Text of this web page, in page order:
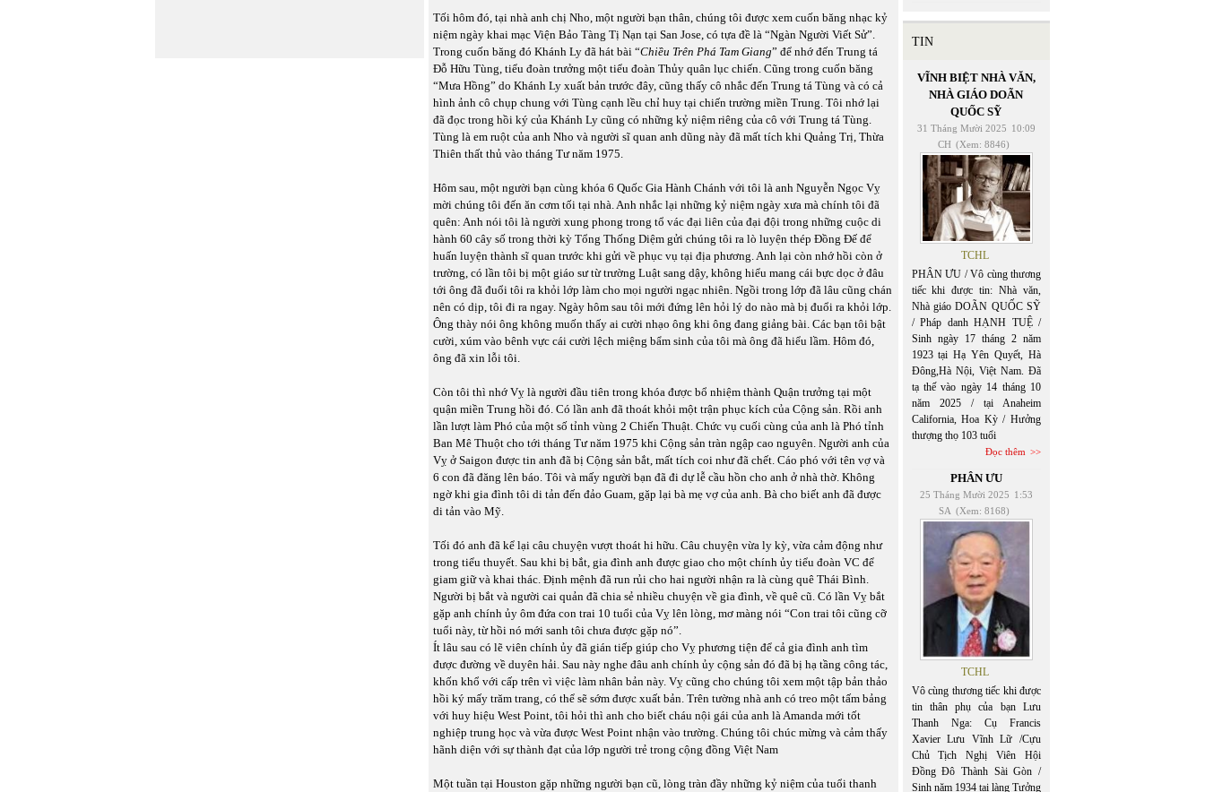
Tối hôm đó, tại nhà anh chị Nho, một người bạn thân, chúng tôi được xem cuốn băng nhạc kỷ
niệm ngày khai mạc Viện Bảo Tàng Tị Nạn tại San Jose, có tựa đề là “Ngàn Người Viết Sử”.
Trong cuốn băng đó Khánh Ly đã hát bài “Chiều Trên Phá Tam Giang” để nhớ đến Trung tá
Đỗ Hữu Tùng, tiểu đoàn trưởng một tiểu đoàn Thủy quân lục chiến. Cũng trong cuốn băng
“Mưa Hồng” do Khánh Ly xuất bản trước đây, cũng thấy cô nhắc đến Trung tá Tùng và có cả
hình ảnh cô chụp chung với Tùng cạnh lều chỉ huy tại chiến trường miền Trung. Tôi nhớ lại
đã đọc trong hồi ký của Khánh Ly cũng có những kỷ niệm riêng của cô với Trung tá Tùng.
Tùng là em ruột của anh Nho và người sĩ quan anh dũng này đã mất tích khi Quảng Trị, Thừa
Thiên thất thủ vào tháng Tư năm 1975.
Hôm sau, một người bạn cùng khóa 6 Quốc Gia Hành Chánh với tôi là anh Nguyễn Ngọc Vỵ
mời chúng tôi đến ăn cơm tối tại nhà. Anh nhắc lại những kỷ niệm ngày xưa mà chính tôi đã
quên: Anh nói tôi là người xung phong trong tổ vác đại liên của đại đội trong những cuộc di
hành 60 cây số trong thời kỳ Tổng Thống Diệm gửi chúng tôi ra lò luyện thép Đồng Đế để
huấn luyện thành sĩ quan trước khi gửi về phục vụ tại địa phương. Anh lại còn nhớ hồi còn ở
trường, có lần tôi bị một giáo sư từ trường Luật sang dậy, không hiểu mang cái bực dọc ở đâu
tới ông đã đuổi tôi ra khỏi lớp làm cho mọi người ngạc nhiên. Ngồi trong lớp đã lâu cũng chán
nên có dịp, tôi đi ra ngay. Ngày hôm sau tôi mới đứng lên hỏi lý do nào mà bị đuổi ra khỏi lớp.
Ông thày nói ông không muốn thấy ai cười nhạo ông khi ông đang giảng bài. Các bạn tôi bật
cười, xúm vào bênh vực cái cười lệch miệng bẩm sinh của tôi mà ông đã hiểu lầm. Hôm đó,
ông đã xin lỗi tôi.
Còn tôi thì nhớ Vỵ là người đầu tiên trong khóa được bổ nhiệm thành Quận trưởng tại một
quận miền Trung hồi đó. Có lần anh đã thoát khỏi một trận phục kích của Cộng sản. Rồi anh
lần lượt làm Phó của một số tỉnh vùng 2 Chiến Thuật. Chức vụ cuối cùng của anh là Phó tỉnh
Ban Mê Thuột cho tới tháng Tư năm 1975 khi Cộng sản tràn ngập cao nguyên. Người anh của
Vỵ ở Saigon được tin anh đã bị Cộng sản bắt, mất tích coi như đã chết. Cáo phó với tên vợ và
6 con đã đăng lên báo. Tôi và mấy người bạn đã đi dự lễ cầu hồn cho anh ở nhà thờ. Không
ngờ khi gia đình tôi di tản đến đảo Guam, gặp lại bà mẹ vợ của anh. Bà cho biết anh đã được
di tản vào Mỹ.
Tối đó anh đã kể lại câu chuyện vượt thoát hi hữu. Câu chuyện vừa ly kỳ, vừa cảm động như
trong tiểu thuyết. Sau khi bị bắt, gia đình anh được giao cho một chính ủy tiểu đoàn VC để
giam giữ và khai thác. Định mệnh đã run rủi cho hai người nhận ra là cùng quê Thái Bình.
Người bị bắt và người cai quản đã chia sẻ nhiều chuyện về gia đình, về quê cũ. Có lần Vỵ bắt
gặp anh chính ủy ôm đứa con trai 10 tuổi của Vỵ lên lòng, mơ màng nói “Con trai tôi cũng cỡ
tuổi này, từ hồi nó mới sanh tôi chưa được gặp nó”.
Ít lâu sau có lẽ viên chính ủy đã gián tiếp giúp cho Vỵ phương tiện để cả gia đình anh tìm
được đường về duyên hải. Sau này nghe đâu anh chính ủy cộng sản đó đã bị hạ tầng công tác,
khốn khổ với cấp trên vì việc làm nhân bản này. Vỵ cũng cho chúng tôi xem một tập bản thảo
hồi ký mấy trăm trang, có thể sẽ sớm được xuất bản. Trên tường nhà anh có treo một tấm bảng
với huy hiệu West Point, tôi hỏi thì anh cho biết cháu nội gái của anh là Amanda mới tốt
nghiệp trung học và vừa được West Point nhận vào trường. Chúng tôi chúc mừng và cảm thấy
hãnh diện với sự thành đạt của lớp người trẻ trong cộng đồng Việt Nam
Một tuần tại Houston gặp những người bạn cũ, lòng tràn đầy những kỷ niệm của tuổi thanh
TIN
VĨNH BIỆT NHÀ VĂN,
NHÀ GIÁO DOÃN
QUỐC SỸ
31 Tháng Mười 2025 10:09
CH (Xem: 8846)
TCHL
PHÂN ƯU / Vô cùng thương
tiếc khi được tin: Nhà văn,
Nhà giáo DOÃN QUỐC SỸ
/ Pháp danh HẠNH TUỆ /
Sinh ngày 17 tháng 2 năm
1923 tại Hạ Yên Quyết, Hà
Đông,Hà Nội, Việt Nam. Đã
tạ thế vào ngày 14 tháng 10
năm 2025 / tại Anaheim
California, Hoa Kỳ / Hưởng
thượng thọ 103 tuổi
Đọc thêm
PHÂN ƯU
25 Tháng Mười 2025 1:53
SA (Xem: 8168)
TCHL
Vô cùng thương tiếc khi được
tin thân phụ của bạn Lưu
Thanh Nga: Cụ Francis
Xavier Lưu Vĩnh Lữ /Cựu
Chủ Tịch Nghị Viên Hội
Đồng Đô Thành Sài Gòn /
Sinh năm 1934 tại làng Tưởng